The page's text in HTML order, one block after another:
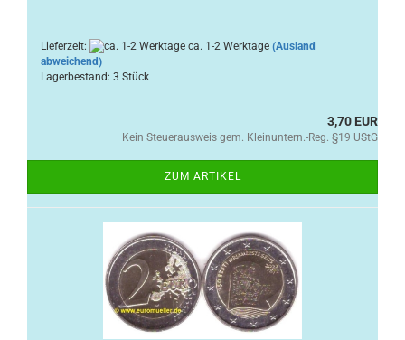
Lieferzeit: ca. 1-2 Werktage (Ausland
abweichend)
Lagerbestand: 3 Stück
3,70 EUR
Kein Steuerausweis gem. Kleinuntern.-Reg. §19 UStG
ZUM ARTIKEL